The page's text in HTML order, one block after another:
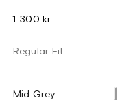
1 300 kr
Regular Fit
Mid Grey